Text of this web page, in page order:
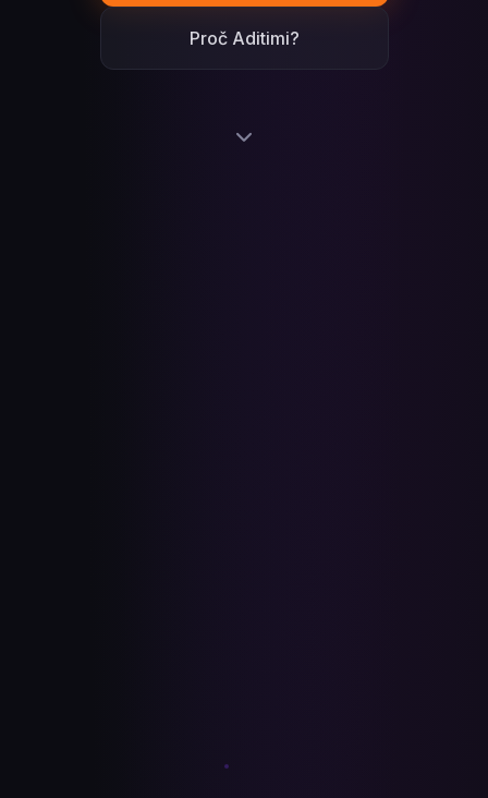
Proč Aditimi?